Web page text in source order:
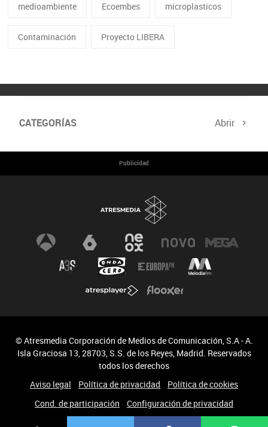
medioambiente Ecoembes microplasticos
Contaminación Proyecto LIBERA
CATEGORÍAS Abrir
Cumbre del Clima Programa Hazte Eco
Publicidad
© Atresmedia Corporación de Medios de Comunicación, S.A - A.
Isla Graciosa 13, 28703, S.S. de los Reyes, Madrid. Reservados
todos los derechos
Aviso legal
Política de privacidad
Política de cookies
Cond. de participación
Configuración de privacidad